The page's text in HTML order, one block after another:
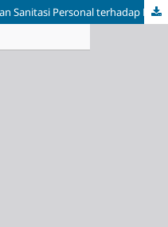
Efektivitas Penyuluhan Higiene dan Sanitasi Personal terhadap Peningkatan Pengetahuan Penjamah Makanan